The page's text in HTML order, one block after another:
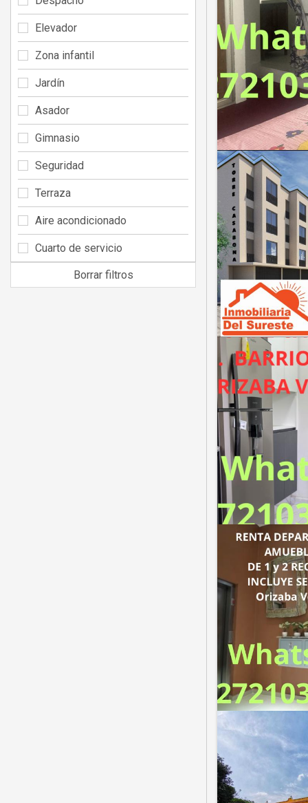
Elevador
Zona infantil
Jardín
Asador
Gimnasio
Seguridad
Terraza
Aire acondicionado
Cuarto de servicio
Borrar filtros